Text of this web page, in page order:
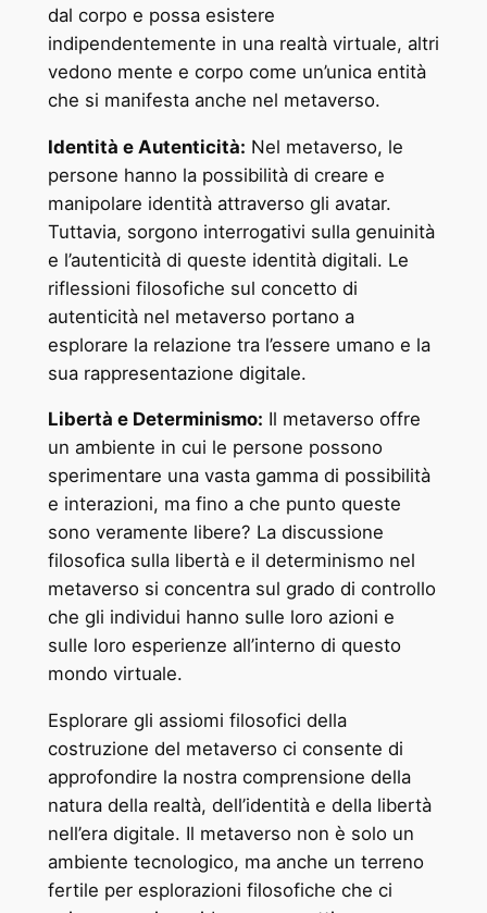
dal corpo e possa esistere
indipendentemente in una realtà virtuale, altri
vedono mente e corpo come un’unica entità
che si manifesta anche nel metaverso.
Identità e Autenticità: Nel metaverso, le
persone hanno la possibilità di creare e
manipolare identità attraverso gli avatar.
Tuttavia, sorgono interrogativi sulla genuinità
e l’autenticità di queste identità digitali. Le
riflessioni filosofiche sul concetto di
autenticità nel metaverso portano a
esplorare la relazione tra l’essere umano e la
sua rappresentazione digitale.
Libertà e Determinismo: Il metaverso offre
un ambiente in cui le persone possono
sperimentare una vasta gamma di possibilità
e interazioni, ma fino a che punto queste
sono veramente libere? La discussione
filosofica sulla libertà e il determinismo nel
metaverso si concentra sul grado di controllo
che gli individui hanno sulle loro azioni e
sulle loro esperienze all’interno di questo
mondo virtuale.
Esplorare gli assiomi filosofici della
costruzione del metaverso ci consente di
approfondire la nostra comprensione della
natura della realtà, dell’identità e della libertà
nell’era digitale. Il metaverso non è solo un
ambiente tecnologico, ma anche un terreno
fertile per esplorazioni filosofiche che ci